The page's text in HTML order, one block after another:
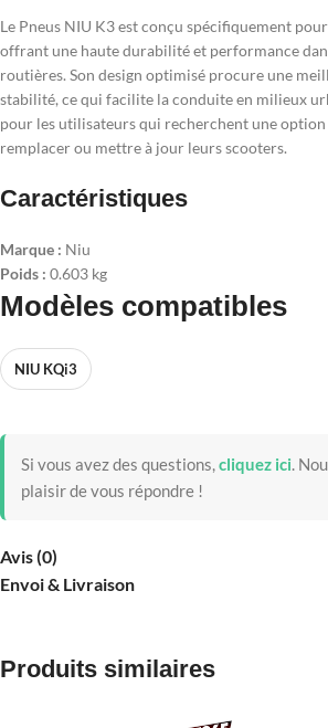
Le Pneus NIU K3 est conçu spécifiquement
offrant une haute durabilité et performance
routières. Son design optimisé procure une
stabilité, ce qui facilite la conduite en milieux
pour les utilisateurs qui recherchent une
remplacer ou mettre à jour leurs scooters.
Caractéristiques
Marque : Niu
Poids : 0.603 kg
Modèles compatibles
NIU KQi3
Si vous avez des questions,cliquez ici.
plaisir de vous répondre !
Avis (0)
Envoi & Livraison
Produits similaires